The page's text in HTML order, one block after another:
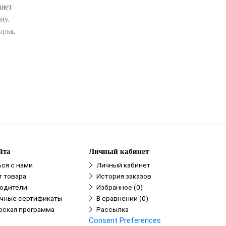
с нами
товара
сертификаты
программа
Личный кабинет
Личный кабинет
История заказов
Избранное (0)
В сравнении (0)
Рассылка
Consent Preferences